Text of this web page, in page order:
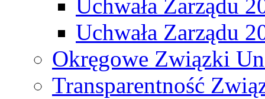
Uchwała Zarządu
Uchwała Zarządu
Okręgowe Związki
Transparentność